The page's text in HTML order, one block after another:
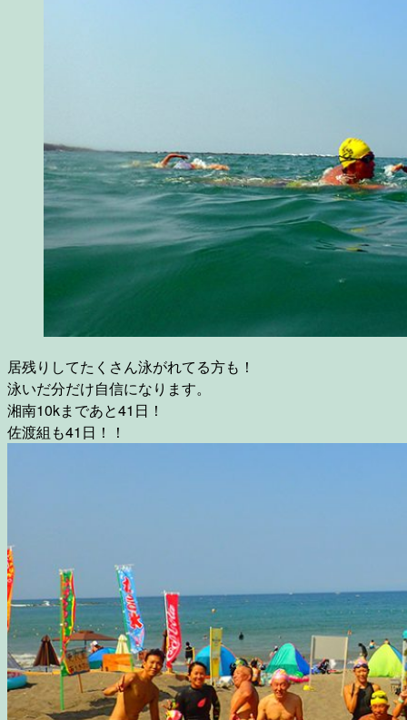
居残りしてたくさん泳がれてる方も！
泳いだ分だけ自信になります。
湘南10kまであと41日！
佐渡組も41日！！